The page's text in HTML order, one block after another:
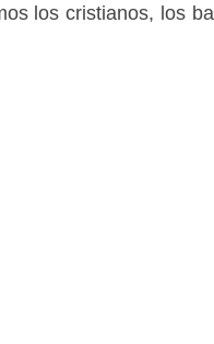
los cristianos, los